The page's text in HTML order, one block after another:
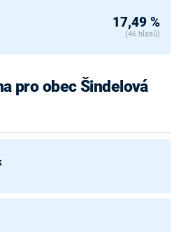
17,49 %
(46 hlasů)
pro obec Šindelová